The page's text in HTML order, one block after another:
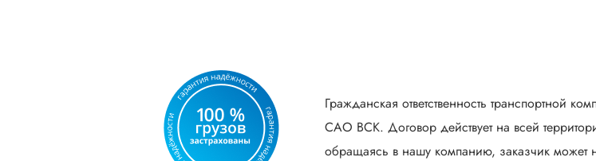
Гражданская ответственность транспортной
САО ВСК. Договор действует на всей
обращаясь в нашу компанию, заказчик может